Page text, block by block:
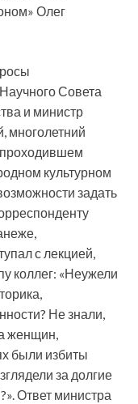
Олег
Совета
и министр
многолетний
проходившем
культурном
задать
с лекцией,
коллег: «Неужели
Не знали,
женщин,
были избиты
за долгие
Ответ министра